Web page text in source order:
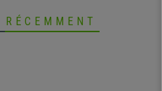
RÉCEMMENT